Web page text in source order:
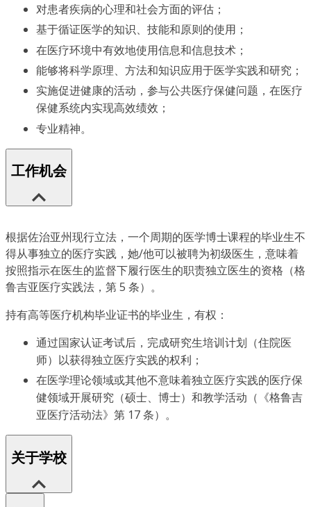
对患者疾病的心理和社会方面的评估；
基于循证医学的知识、技能和原则的使用；
在医疗环境中有效地使用信息和信息技术；
能够将科学原理、方法和知识应用于医学实践和研究；
实施促进健康的活动，参与公共医疗保健问题，在医疗
保健系统内实现高效绩效；
专业精神。
工作机会
根据佐治亚州现行立法，一个周期的医学博士课程的毕业生不
得从事独立的医疗实践，她/他可以被聘为初级医生，意味着
按照指示在医生的监督下履行医生的职责独立医生的资格（格
鲁吉亚医疗实践法，第 5 条）。
持有高等医疗机构毕业证书的毕业生，有权：
通过国家认证考试后，完成研究生培训计划（住院医
师）以获得独立医疗实践的权利；
在医学理论领域或其他不意味着独立医疗实践的医疗保
健领域开展研究（硕士、博士）和教学活动（《格鲁吉
亚医疗活动法》第 17 条）。
关于学校